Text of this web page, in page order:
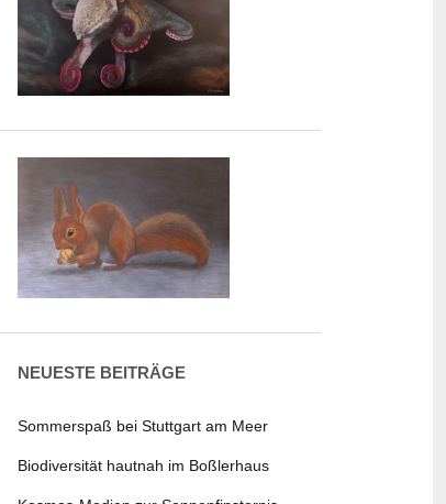
NEUESTE BEITRÄGE
Sommerspaß bei Stuttgart am Meer
Biodiversität hautnah im Boßlerhaus